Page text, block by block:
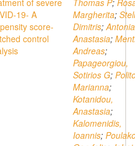
of severe
19- A
score-
control
Thomas P;
Margherita;
Dimitris;
Anastasia;
Andreas;
Papageorgiou,
Sotirios G;
Marianna;
Kotanidou,
Anastasia;
Kalomenidis,
Ioannis;